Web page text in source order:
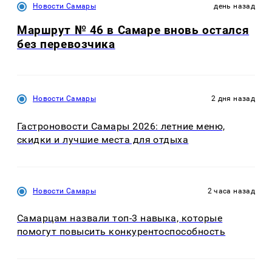
Новости Самары день назад
Маршрут № 46 в Самаре вновь остался
без перевозчика
Новости Самары 2 дня назад
Гастроновости Самары 2026: летние меню,
скидки и лучшие места для отдыха
Новости Самары 2 часа назад
Самарцам назвали топ-3 навыка, которые
помогут повысить конкурентоспособность